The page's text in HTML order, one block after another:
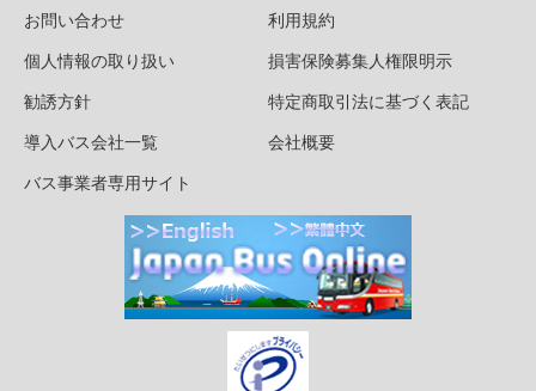
お問い合わせ
利用規約
個人情報の取り扱い
損害保険募集人権限明示
勧誘方針
特定商取引法に基づく表記
導入バス会社一覧
会社概要
バス事業者専用サイト